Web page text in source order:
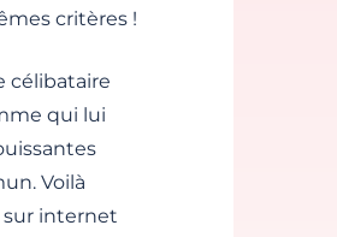
critères !
célibataire
qui lui
Voilà
internet